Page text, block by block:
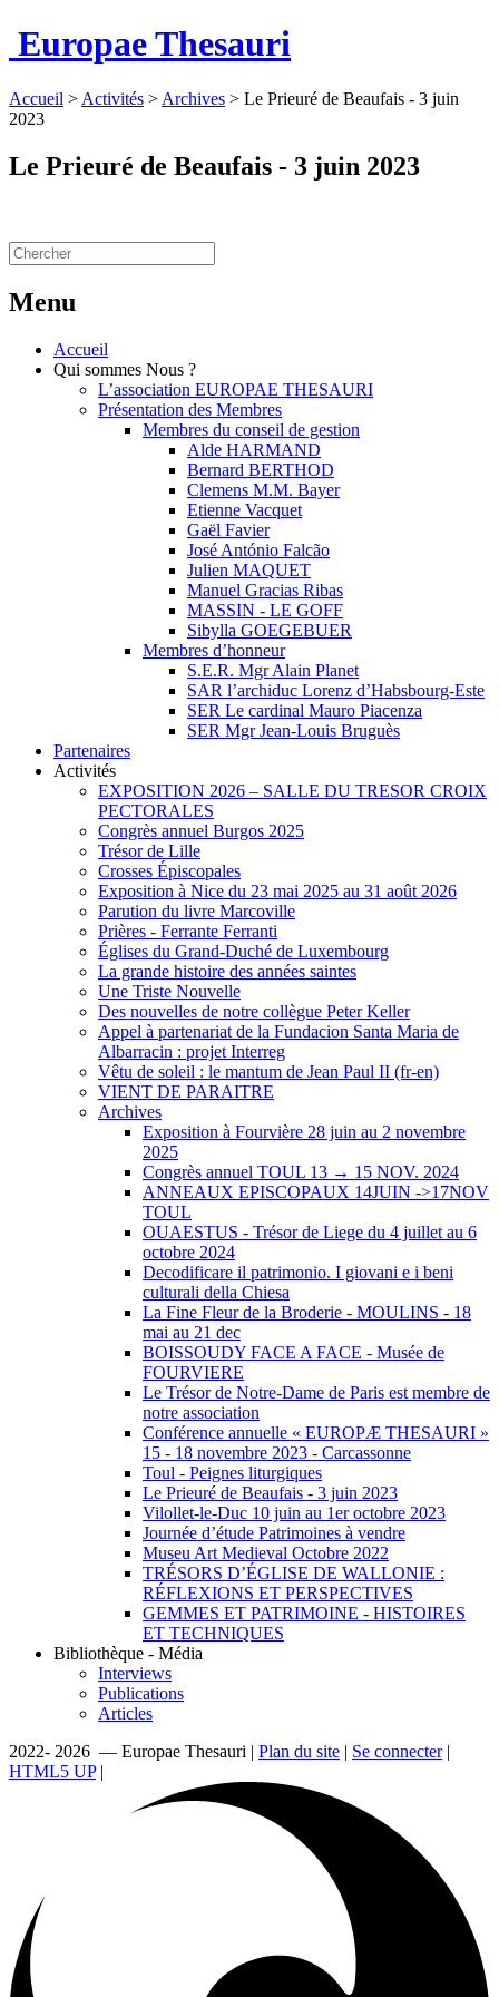
Europae Thesauri
Accueil > Activités > Archives > Le Prieuré de Beaufais - 3 juin
2023
Le Prieuré de Beaufais - 3 juin 2023
Menu
Accueil
Qui sommes Nous ?
L’association EUROPAE THESAURI
Présentation des Membres
Membres du conseil de gestion
Alde HARMAND
Bernard BERTHOD
Clemens M.M. Bayer
Etienne Vacquet
Gaël Favier
José António Falcão
Julien MAQUET
Manuel Gracias Ribas
MASSIN - LE GOFF
Sibylla GOEGEBUER
Membres d’honneur
S.E.R. Mgr Alain Planet
SAR l’archiduc Lorenz d’Habsbourg-Este
SER Le cardinal Mauro Piacenza
SER Mgr Jean-Louis Bruguès
Partenaires
Activités
EXPOSITION 2026 – SALLE DU TRESOR CROIX
PECTORALES
Congrès annuel Burgos 2025
Trésor de Lille
Crosses Épiscopales
Exposition à Nice du 23 mai 2025 au 31 août 2026
Parution du livre Marcoville
Prières - Ferrante Ferranti
Églises du Grand-Duché de Luxembourg
La grande histoire des années saintes
Une Triste Nouvelle
Des nouvelles de notre collègue Peter Keller
Appel à partenariat de la Fundacion Santa Maria de
Albarracin : projet Interreg
Vêtu de soleil : le mantum de Jean Paul II (fr-en)
VIENT DE PARAITRE
Archives
Exposition à Fourvière 28 juin au 2 novembre
2025
Congrès annuel TOUL 13 → 15 NOV. 2024
ANNEAUX EPISCOPAUX 14JUIN ->17NOV
TOUL
OUAESTUS - Trésor de Liege du 4 juillet au 6
octobre 2024
Decodificare il patrimonio. I giovani e i beni
culturali della Chiesa
La Fine Fleur de la Broderie - MOULINS - 18
mai au 21 dec
BOISSOUDY FACE A FACE - Musée de
FOURVIERE
Le Trésor de Notre-Dame de Paris est membre de
notre association
Conférence annuelle « EUROPÆ THESAURI »
15 ‐ 18 novembre 2023 - Carcassonne
Toul - Peignes liturgiques
Le Prieuré de Beaufais - 3 juin 2023
Vilollet-le-Duc 10 juin au 1er octobre 2023
Journée d’étude Patrimoines à vendre
Museu Art Medieval Octobre 2022
TRÉSORS D’ÉGLISE DE WALLONIE :
RÉFLEXIONS ET PERSPECTIVES
GEMMES ET PATRIMOINE - HISTOIRES
ET TECHNIQUES
Bibliothèque - Média
Interviews
Publications
Articles
2022- 2026 — Europae Thesauri | Plan du site | Se connecter|
HTML5 UP|